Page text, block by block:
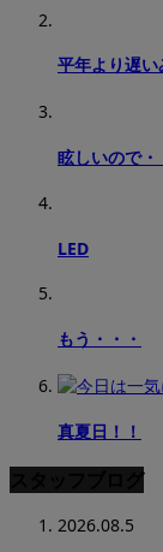
平年より遅
眩しいので・
LED
もう・・・
真夏日！！
2026.08.5